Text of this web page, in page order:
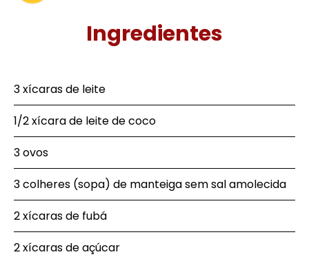
Ingredientes
3 xícaras de leite
1/2 xícara de leite de coco
3 ovos
3 colheres (sopa) de manteiga sem sal amolecida
2 xícaras de fubá
2 xícaras de açúcar